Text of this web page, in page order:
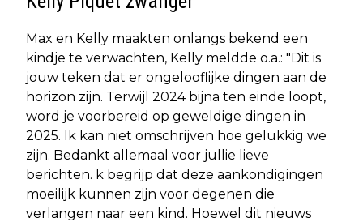
Max en Kelly maakten onlangs bekend een
kindje te verwachten, Kelly meldde o.a.: "Dit is
jouw teken dat er ongelooflijke dingen aan de
horizon zijn. Terwijl 2024 bijna ten einde loopt,
word je voorbereid op geweldige dingen in
2025. Ik kan niet omschrijven hoe gelukkig we
zijn. Bedankt allemaal voor jullie lieve
berichten. k begrijp dat deze aankondigingen
moeilijk kunnen zijn voor degenen die
verlangen naar een kind. Hoewel dit nieuws